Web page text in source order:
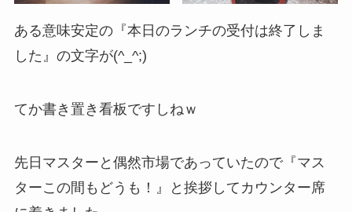
ある意味安定の『本日のランチの受付は終了しま
した』の文字が(^_^;)
てか書き置き看板ですしねｗ
先日マスターと偶然市場であっていたので『マス
ターこの間もどうも！』と挨拶してカウンター席